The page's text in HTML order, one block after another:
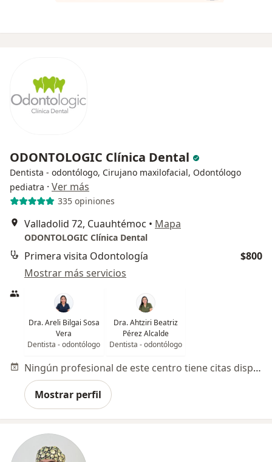
ODONTOLOGIC Clínica Dental
Dentista - odontólogo, Cirujano maxilofacial, Odontólogo
pediatra · Ver más
335 opiniones
Valladolid 72, Cuauhtémoc • Mapa
ODONTOLOGIC Clínica Dental
Primera visita Odontología
$800
Mostrar más servicios
Dra. Areli Bilgai Sosa
Vera
Dentista - odontólogo
Dra. Ahtziri Beatriz
Pérez Alcalde
Dentista - odontólogo
Ningún profesional de este centro tiene citas disponibles
Mostrar perfil